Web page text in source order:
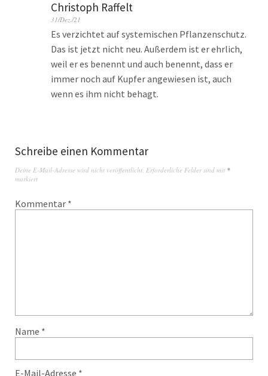
Christoph Raffelt
31/Dez./21
Es verzichtet auf systemischen Pflanzenschutz.
Das ist jetzt nicht neu. Außerdem ist er ehrlich,
weil er es benennt und auch benennt, dass er
immer noch auf Kupfer angewiesen ist, auch
wenn es ihm nicht behagt.
Schreibe einen Kommentar
Deine E-Mail-Adresse wird nicht veröffentlicht. Erforderliche Felder sind mit *
markiert
Kommentar *
Name *
E-Mail-Adresse *